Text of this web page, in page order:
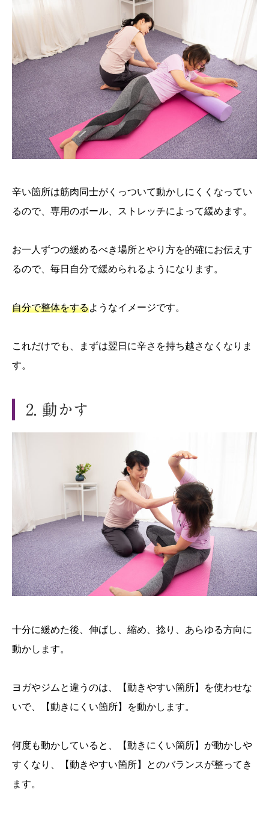
辛い箇所は筋肉同士がくっついて動かしにくくなってい
るので、専用のボール、ストレッチによって緩めます。
お一人ずつの緩めるべき場所とやり方を的確にお伝えす
るので、毎日自分で緩められるようになります。
自分で整体をするようなイメージです。
これだけでも、まずは翌日に辛さを持ち越さなくなりま
す。
2. 動かす
十分に緩めた後、伸ばし、縮め、捻り、あらゆる方向に
動かします。
ヨガやジムと違うのは、【動きやすい箇所】を使わせな
いで、【動きにくい箇所】を動かします。
何度も動かしていると、【動きにくい箇所】が動かしや
すくなり、【動きやすい箇所】とのバランスが整ってき
ます。